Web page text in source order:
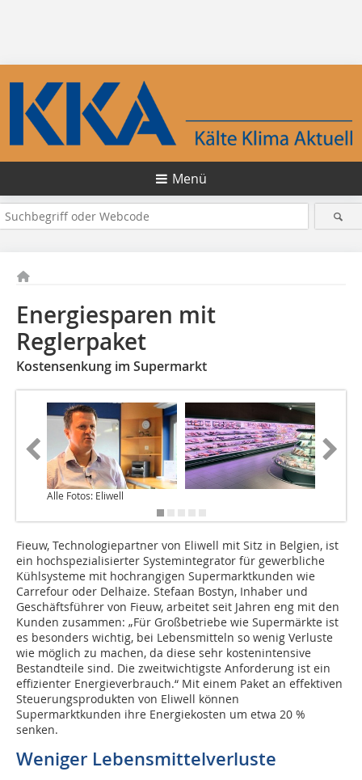
Menü
Energiesparen mit
Reglerpaket
Kostensenkung im Supermarkt
Alle Fotos: Eliwell
Fieuw, Technologiepartner von Eliwell mit Sitz in Belgien, ist
ein hochspezialisierter Systemintegrator für gewerbliche
Kühlsysteme mit hochrangigen Supermarktkunden wie
Carrefour oder Delhaize. Stefaan Bostyn, Inhaber und
Geschäftsführer von Fieuw, arbeitet seit Jahren eng mit den
Kunden zusammen: „Für Großbetriebe wie Supermärkte ist
es besonders wichtig, bei Lebensmitteln so wenig Verluste
wie möglich zu machen, da diese sehr kostenintensive
Bestandteile sind. Die zweitwichtig­ste Anforderung ist ein
effizienter Energieverbrauch.“ Mit einem Paket an effektiven
Steuerungsprodukten von Eliwell können
Supermarktkunden ihre Energiekosten um etwa 20 %
senken.
Weniger Lebensmittelverluste